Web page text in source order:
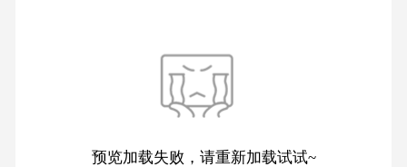
预览加载失败，请重新加载试试~